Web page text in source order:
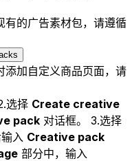
有的广告素材包，请遵循
添加自定义商品页面，请
选择 Create creative
pack 对话框。 3.选择
入 Creative pack
部分中，输入